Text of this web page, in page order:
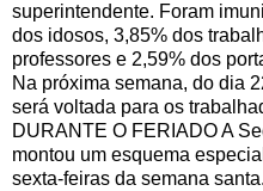
superintendente. Foram
dos idosos, 3,85% dos
professores e 2,59% dos
Na próxima semana, do dia
será voltada para os
DURANTE O FERIADO A
montou um esquema
sexta-feiras da semana